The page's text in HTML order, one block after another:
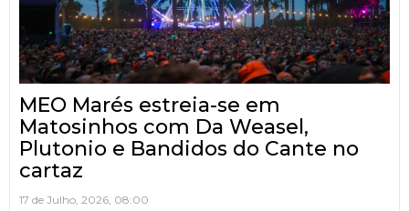
MEO Marés estreia-se em
Matosinhos com Da Weasel,
Plutonio e Bandidos do Cante no
cartaz
17 de Julho, 2026, 08:00